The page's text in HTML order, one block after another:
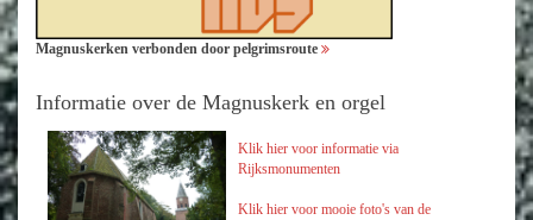
Magnuskerken verbonden door pelgrimsroute
Informatie over de Magnuskerk en orgel
Klik hier voor informatie via
Rijksmonumenten
Klik hier voor mooie foto's van de